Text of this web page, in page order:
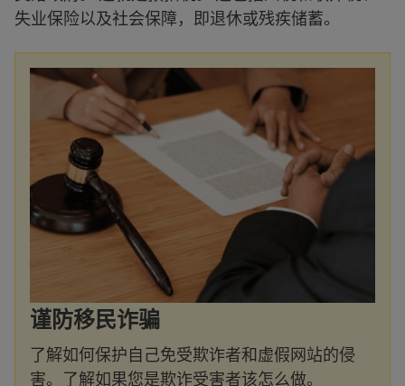
失业保险以及社会保障，即退休或残疾储蓄。
谨防移民诈骗
了解如何保护自己免受欺诈者和虚假网站的侵
害。了解如果您是欺诈受害者该怎么做。